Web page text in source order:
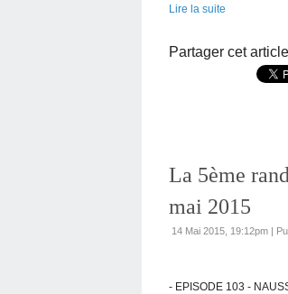
Lire la suite
Partager cet article
La 5ème
mai 2015
14 Mai 2015, 19:12pm |
- EPISODE 103 -